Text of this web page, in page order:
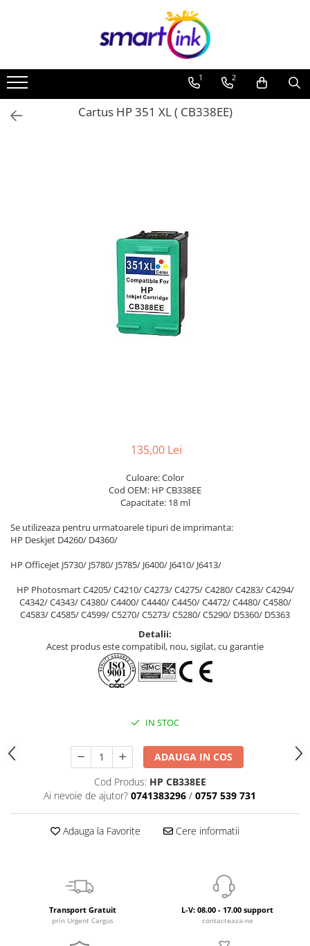
Consumabile
Cartuse si tonere
Pentru firme
1 2
Cartus HP 351 XL ( CB338EE)
135,00 Lei
Culoare: Color
Cod OEM: HP CB338EE
Capacitate: 18 ml
Se utilizeaza pentru urmatoarele tipuri de imprimanta:
HP Deskjet D4260/ D4360/
HP Officejet J5730/ J5780/ J5785/ J6400/ J6410/ J6413/
HP Photosmart C4205/ C4210/ C4273/ C4275/ C4280/ C4283/ C4294/
C4342/ C4343/ C4380/ C4400/ C4440/ C4450/ C4472/ C4480/ C4580/
C4583/ C4585/ C4599/ C5270/ C5273/ C5280/ C5290/ D5360/ D5363
Detalii:
Acest produs este compatibil, nou, sigilat, cu garantie
IN STOC
ADAUGA IN COS
Cod Produs: HP CB338EE
Ai nevoie de ajutor? 0741383296 / 0757 539 731
Adauga la Favorite Cere informatii
Transport Gratuit
prin Urgent Cargus
L-V: 08.00 - 17.00 support
contacteaza-ne